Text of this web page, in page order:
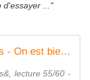
d'essayer ..."
Célèbre remède miracle des familles - On est bien chez laurette
lecture 55/60 -